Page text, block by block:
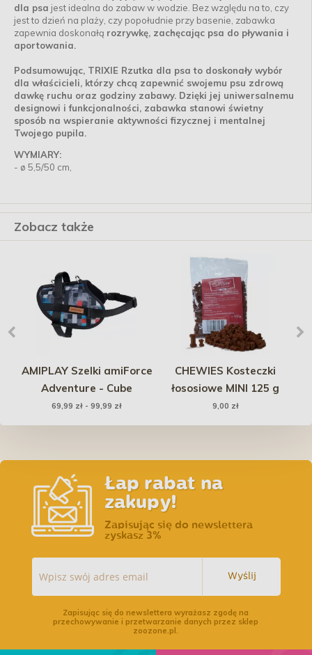
dla psa jest idealna do zabaw w wodzie. Bez względu na to, czy
jest to dzień na plaży, czy popołudnie przy basenie, zabawka
zapewnia doskonałą rozrywkę, zachęcając psa do pływania i
aportowania.
Podsumowując, TRIXIE Rzutka dla psa to doskonały wybór
dla właścicieli, którzy chcą zapewnić swojemu psu zdrową
dawkę ruchu oraz godziny zabawy. Dzięki jej uniwersalnemu
designowi i funkcjonalności, zabawka stanowi świetny
sposób na wspieranie aktywności fizycznej i mentalnej
Twojego pupila.
WYMIARY:
- ø 5,5/50 cm,
Zobacz także
AMIPLAY Szelki amiForce
Adventure - Cube
69,99 zł - 99,99 zł
CHEWIES Kosteczki
łososiowe MINI 125 g
9,00 zł
Łap rabat na
zakupy!
Zapisując się do newslettera
zyskasz 3%
Wyślij
Zapisując się do newslettera wyrażasz zgodę na
przechowywanie i przetwarzanie danych przez sklep
zoozone.pl.